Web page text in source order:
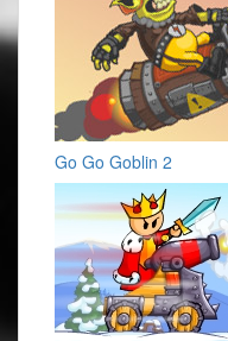
Go Go Goblin 2